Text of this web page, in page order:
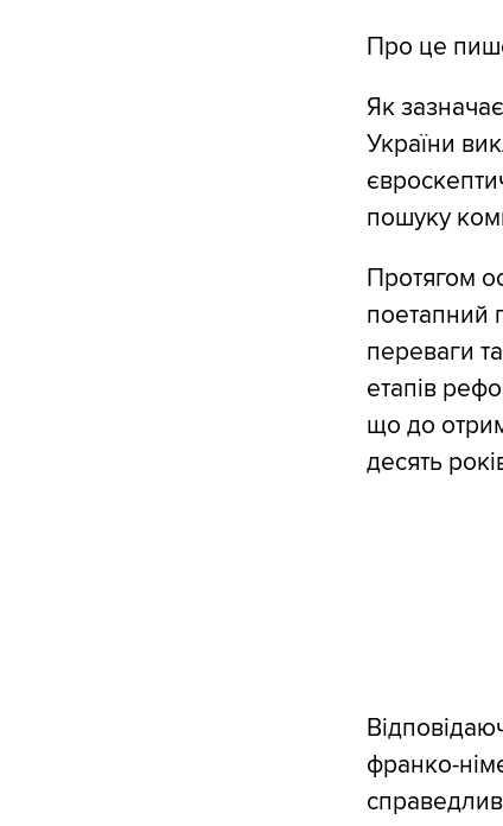
Про це
Як
України
пошуку
Протягом
поетапний
переваги
етапів
що до
десять
франко-